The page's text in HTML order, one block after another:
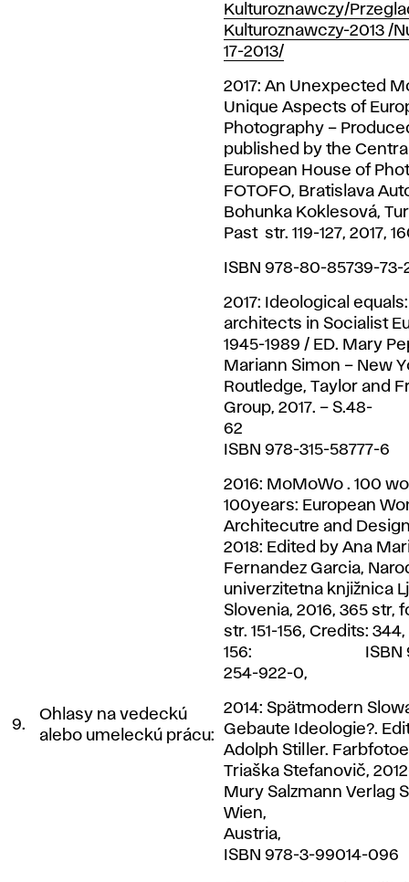
9.
Ohlasy na vedeckú
alebo umeleckú prácu:
Kulturoznawczy/
Kulturoznawczy-2013 /
17-2013/
2017: An Unexpected
Unique Aspects of
Photography –
published by the
European House of
FOTOFO, Bratislava
Bohunka Koklesová,
Past str. 119-127, 2017,
ISBN 978-80-85739-73-
2017: Ideological
architects in Socialist
1945-1989 / ED. Mary
Mariann Simon – New
Routledge, Taylor and
Group, 2017. – S.48-
ISBN 978-315-58777-6
2016: MoMoWo . 100
100years: European
Architecutre and Design
2018: Edited by Ana
Fernandez Garcia,
univerzitetna knjižnica
Slovenia, 2016, 365 str,
str. 151-156, Credits: 344,
156: ISBN
254-922-0,
2014: Spätmodern
Gebaute Ideologie?.
Adolph Stiller.
Triaška Stefanovič,
Mury Salzmann Verlag
Wien,
ISBN 978-3-99014-096